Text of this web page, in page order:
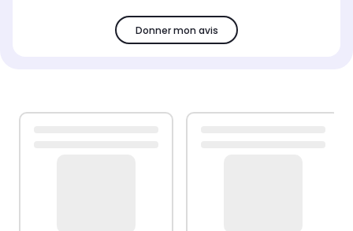
Donner mon avis